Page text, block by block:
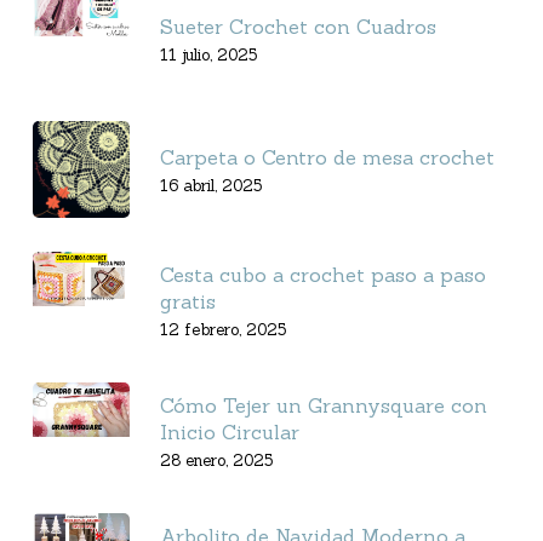
Sueter Crochet con Cuadros
11 julio, 2025
Carpeta o Centro de mesa crochet
16 abril, 2025
Cesta cubo a crochet paso a paso
gratis
12 febrero, 2025
Cómo Tejer un Grannysquare con
Inicio Circular
28 enero, 2025
Arbolito de Navidad Moderno a